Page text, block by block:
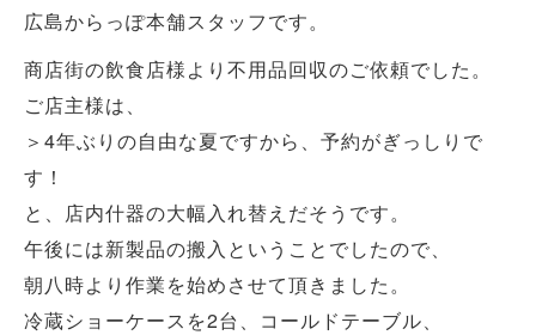
広島からっぽ本舗スタッフです。
商店街の飲食店様より不用品回収のご依頼でした。
ご店主様は、
＞4年ぶりの自由な夏ですから、予約がぎっしりで
す！
と、店内什器の大幅入れ替えだそうです。
午後には新製品の搬入ということでしたので、
朝八時より作業を始めさせて頂きました。
冷蔵ショーケースを2台、コールドテーブル、